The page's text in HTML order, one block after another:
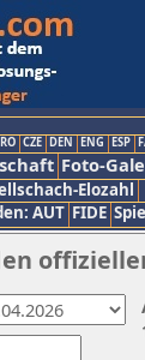
CZE DEN ENG ESP
Foto-
Elozahl
AUT FIDE